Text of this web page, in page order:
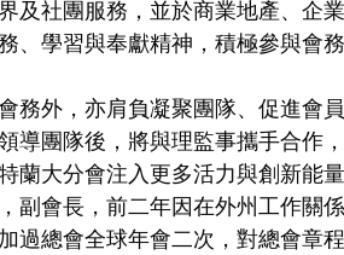
及社團服務，並於商業地產、企
、學習與奉獻精神，積極參與會
務外，亦肩負凝聚團隊、促進會
導團隊後，將與理監事攜手合作
蘭大分會注入更多活力與創新能
副會長，前二年因在外州工作關
過總會全球年會二次，對總會章